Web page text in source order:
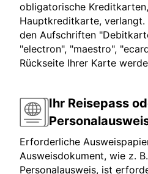
obligatorische
Hauptkreditkarte,
den Aufschriften
"electron", "maestro",
Rückseite Ihrer Karte
Ihr Reisepass
Erforderliche
Ausweisdokument, wie z.
Personalausweis, ist